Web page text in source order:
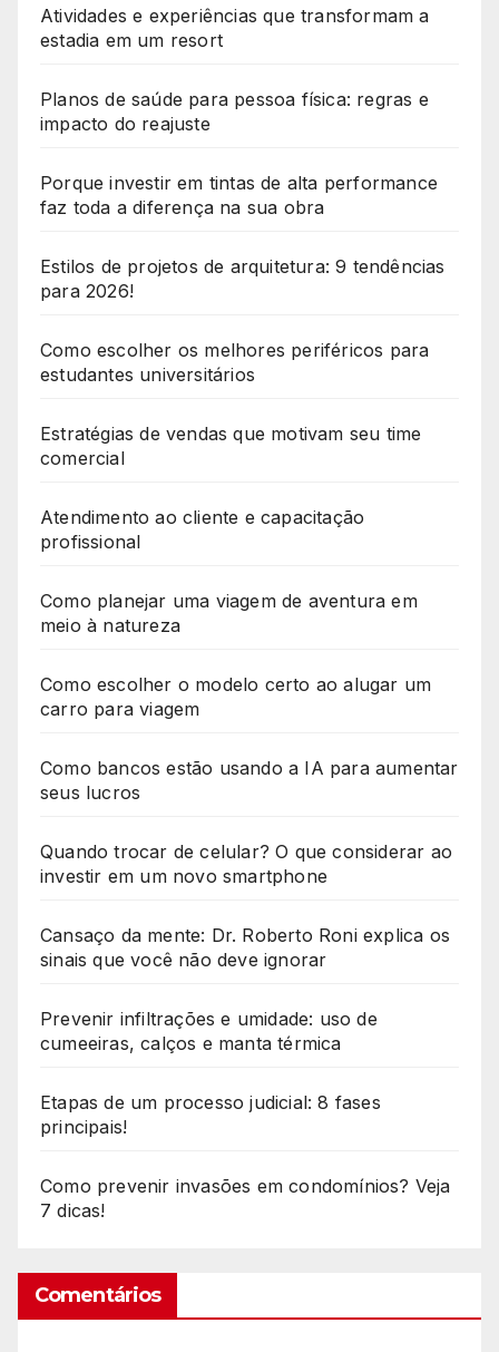
Atividades e experiências que transformam a
estadia em um resort
Planos de saúde para pessoa física: regras e
impacto do reajuste
Porque investir em tintas de alta performance
faz toda a diferença na sua obra
Estilos de projetos de arquitetura: 9 tendências
para 2026!
Como escolher os melhores periféricos para
estudantes universitários
Estratégias de vendas que motivam seu time
comercial
Atendimento ao cliente e capacitação
profissional
Como planejar uma viagem de aventura em
meio à natureza
Como escolher o modelo certo ao alugar um
carro para viagem
Como bancos estão usando a IA para aumentar
seus lucros
Quando trocar de celular? O que considerar ao
investir em um novo smartphone
Cansaço da mente: Dr. Roberto Roni explica os
sinais que você não deve ignorar
Prevenir infiltrações e umidade: uso de
cumeeiras, calços e manta térmica
Etapas de um processo judicial: 8 fases
principais!
Como prevenir invasões em condomínios? Veja
7 dicas!
Comentários